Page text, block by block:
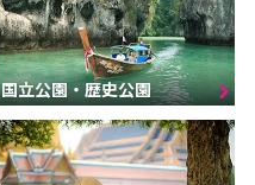
国立公園・歴史公園